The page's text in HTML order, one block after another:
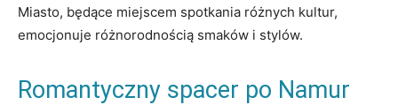
Miasto, będące miejscem spotkania różnych kultur,
emocjonuje różnorodnością smaków i stylów.
Romantyczny​ spacer ⁤po Namur